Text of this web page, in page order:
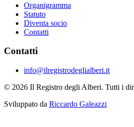
Organigramma
Statuto
Diventa socio
Contatti
Contatti
info@ilregistrodeglialberi.it
© 2026 Il Registro degli Alberi. Tutti i
Sviluppato da Riccardo Galeazzi